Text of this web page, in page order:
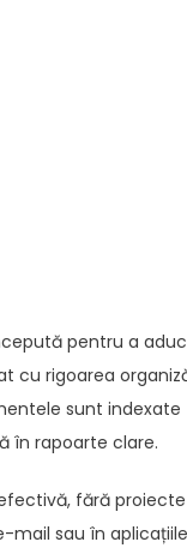
pentru a
cu rigoarea
sunt indexate
în rapoarte clare.
fără proiecte
mail sau în